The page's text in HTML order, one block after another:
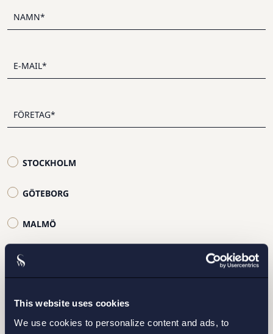
This website uses cookies
We use cookies to personalize content and ads, to
STOCKHOLM
GÖTEBORG
MALMÖ
personuppgiftspolicy